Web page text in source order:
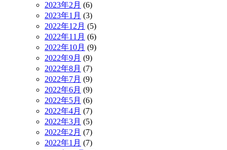
2023年2月 (6)
2023年1月 (3)
2022年12月 (5)
2022年11月 (6)
2022年10月 (9)
2022年9月 (9)
2022年8月 (7)
2022年7月 (9)
2022年6月 (9)
2022年5月 (6)
2022年4月 (7)
2022年3月 (5)
2022年2月 (7)
2022年1月 (7)